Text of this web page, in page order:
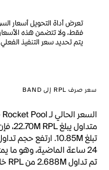
تعرض أداة التحويل أسعار
فقط، ولا تتضمن هذه الأسعار
يتم تحديد سعر التنفيذ
سعر صرف RPL إلى BAND
تم تداول 2.688M من RPL خلال اليوم الماضي.